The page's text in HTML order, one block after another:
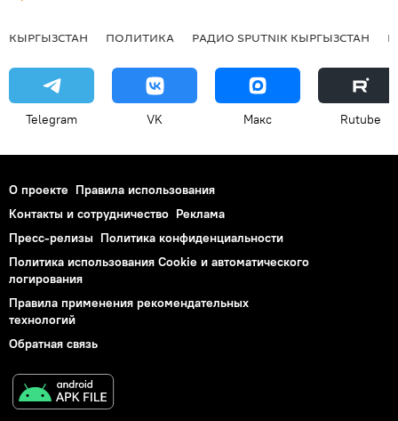
КЫРГЫЗСТАН ПОЛИТИКА РАДИО SPUTNIK КЫРГЫЗСТАН
Telegram VK Макс Rutube
О проекте Правила использования
Контакты и сотрудничество Реклама
Пресс-релизы Политика конфиденциальности
Политика использования Cookie и автоматического
логирования
Правила применения рекомендательных
технологий
Обратная связь